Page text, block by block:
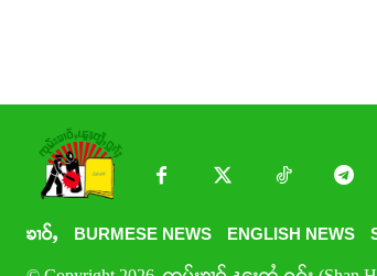
ၶၢဝ်ႇ BURMESE NEWS ENGLISH NEWS